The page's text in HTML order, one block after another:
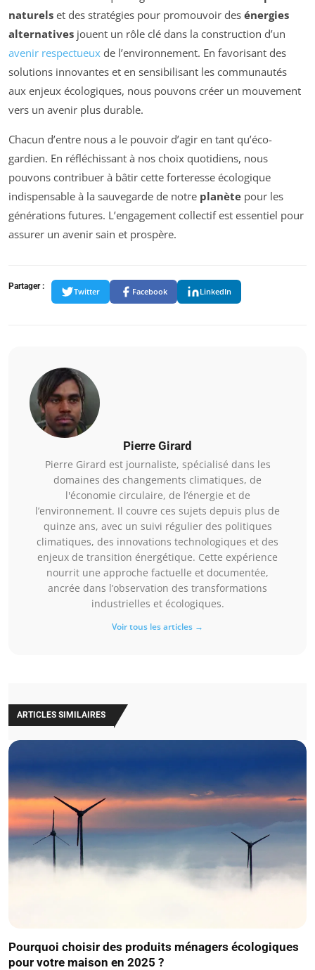
naturels et des stratégies pour promouvoir des énergies
alternatives jouent un rôle clé dans la construction d’un
avenir respectueux de l’environnement. En favorisant des
solutions innovantes et en sensibilisant les communautés
aux enjeux écologiques, nous pouvons créer un mouvement
vers un avenir plus durable.
Chacun d’entre nous a le pouvoir d’agir en tant qu’éco-
gardien. En réfléchissant à nos choix quotidiens, nous
pouvons contribuer à bâtir cette forteresse écologique
indispensable à la sauvegarde de notre planète pour les
générations futures. L’engagement collectif est essentiel pour
assurer un avenir sain et prospère.
Partager :
Twitter Facebook LinkedIn
Pierre Girard
Pierre Girard est journaliste, spécialisé dans les
domaines des changements climatiques, de
l'économie circulaire, de l’énergie et de
l’environnement. Il couvre ces sujets depuis plus de
quinze ans, avec un suivi régulier des politiques
climatiques, des innovations technologiques et des
enjeux de transition énergétique. Cette expérience
nourrit une approche factuelle et documentée,
ancrée dans l’observation des transformations
industrielles et écologiques.
Voir tous les articles →
ARTICLES SIMILAIRES
Pourquoi choisir des produits ménagers écologiques
pour votre maison en 2025 ?